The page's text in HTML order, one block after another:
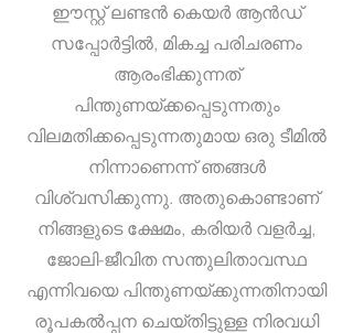
ഈസ്റ്റ് ലണ്ടൻ കെയർ ആൻഡ്
സപ്പോർട്ടിൽ, മികച്ച പരിചരണം
ആരംഭിക്കുന്നത്
പിന്തുണയ്ക്കപ്പെടുന്നതും
വിലമതിക്കപ്പെടുന്നതുമായ ഒരു ടീമിൽ
നിന്നാണെന്ന് ഞങ്ങൾ
വിശ്വസിക്കുന്നു. അതുകൊണ്ടാണ്
നിങ്ങളുടെ ക്ഷേമം, കരിയർ വളർച്ച,
ജോലി-ജീവിത സന്തുലിതാവസ്ഥ
എന്നിവയെ പിന്തുണയ്ക്കുന്നതിനായി
രൂപകൽപ്പന ചെയ്തിട്ടുള്ള നിരവധി